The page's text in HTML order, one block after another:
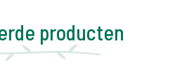
producten